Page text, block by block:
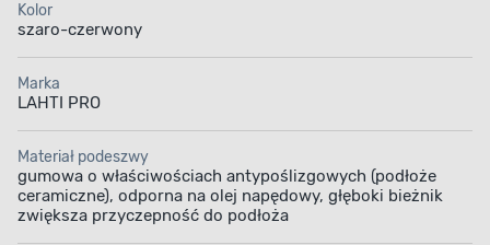
Kolor
szaro-czerwony
Marka
LAHTI PRO
Materiał podeszwy
gumowa o właściwościach antypoślizgowych (podłoże
ceramiczne), odporna na olej napędowy, głęboki bieżnik
zwiększa przyczepność do podłoża